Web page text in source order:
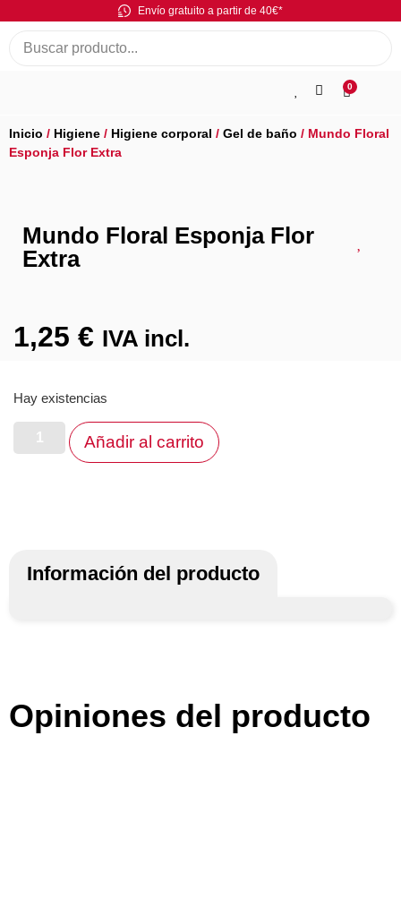
Envío gratuito a partir de 40€*
0
Inicio / Higiene / Higiene corporal / Gel de baño / Mundo Floral
Esponja Flor Extra
Mundo Floral Esponja Flor
Extra
1,25 € IVA incl.
Hay existencias
Añadir al carrito
Información del producto
Opiniones del producto